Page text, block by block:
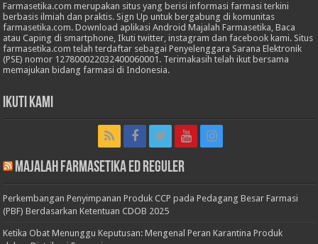
Farmasetika.com merupakan situs yang berisi informasi farmasi terkini
berbasis ilmiah dan praktis. Sign Up untuk bergabung di komunitas
farmasetika.com. Download aplikasi Android Majalah Farmasetika, Baca
atau Caping di smartphone, Ikuti twitter, instagram dan facebook kami. Situs
farmasetika.com telah terdaftar sebagai Penyelenggara Sarana Elektronik
(PSE) nomor 127800022032400060001. Terimakasih telah ikut bersama
memajukan bidang farmasi di Indonesia.
Ikuti Kami
Majalah Farmasetika Ed Reguler
Perkembangan Penyimpanan Produk CCP pada Pedagang Besar Farmasi
(PBF) Berdasarkan Ketentuan CDOB 2025
Ketika Obat Menunggu Keputusan: Mengenal Peran Karantina Produk